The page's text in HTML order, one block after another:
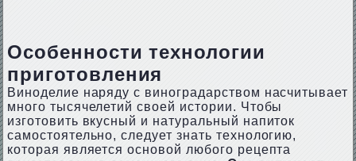
Особенности технологии
приготовления
Виноделие наряду с виноградарством насчитывает
много тысячелетий своей истории. Чтобы
изготовить вкусный и натуральный напиток
самостоятельно, следует знать технологию,
которая является основой любого рецепта